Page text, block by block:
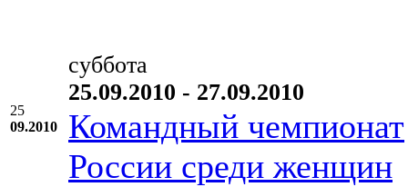
25
09.2010
суббота
25.09.2010 - 27.09.2010
Командный чемпионат
России среди женщин